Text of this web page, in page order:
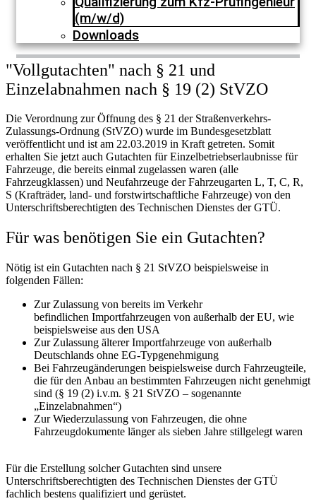
(m/w/d)
Downloads
"Vollgutachten" nach § 21 und
Einzelabnahmen nach § 19 (2) StVZO
Die Verordnung zur Öffnung des § 21 der Straßenverkehrs-
Zulassungs-Ordnung (StVZO) wurde im Bundesgesetzblatt
veröffentlicht und ist am 22.03.2019 in Kraft getreten. Somit
erhalten Sie jetzt auch Gutachten für Einzelbetriebserlaubnisse für
Fahrzeuge, die bereits einmal zugelassen waren (alle
Fahrzeugklassen) und Neufahrzeuge der Fahrzeugarten L, T, C, R,
S (Krafträder, land- und forstwirtschaftliche Fahrzeuge) von den
Unterschriftsberechtigten des Technischen Dienstes der GTÜ.
Für was benötigen Sie ein Gutachten?
Nötig ist ein Gutachten nach § 21 StVZO beispielsweise in
folgenden Fällen:
Zur Zulassung von bereits im Verkehr
befindlichen Importfahrzeugen von außerhalb der EU, wie
beispielsweise aus den USA
Zur Zulassung älterer Importfahrzeuge von außerhalb
Deutschlands ohne EG-Typgenehmigung
Bei Fahrzeugänderungen beispielsweise durch Fahrzeugteile,
die für den Anbau an bestimmten Fahrzeugen nicht genehmigt
sind (§ 19 (2) i.v.m. § 21 StVZO – sogenannte
„Einzelabnahmen“)
Zur Wiederzulassung von Fahrzeugen, die ohne
Fahrzeugdokumente länger als sieben Jahre stillgelegt waren
Für die Erstellung solcher Gutachten sind unsere
Unterschriftsberechtigten des Technischen Dienstes der GTÜ
fachlich bestens qualifiziert und gerüstet.